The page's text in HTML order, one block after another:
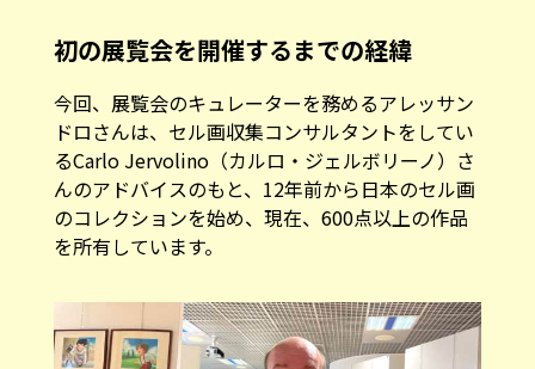
初の展覧会を開催するまでの経緯
今回、展覧会のキュレーターを務めるアレッサン
ドロさんは、セル画収集コンサルタントをしてい
るCarlo Jervolino（カルロ・ジェルボリーノ）さ
んのアドバイスのもと、12年前から日本のセル画
のコレクションを始め、現在、600点以上の作品
を所有しています。